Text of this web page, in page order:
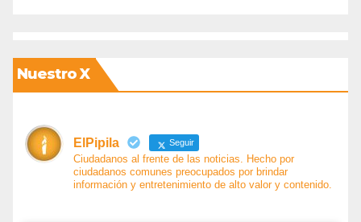
Nuestro X
ElPipila Seguir
Ciudadanos al frente de las noticias. Hecho por
ciudadanos comunes preocupados por brindar
información y entretenimiento de alto valor y contenido.